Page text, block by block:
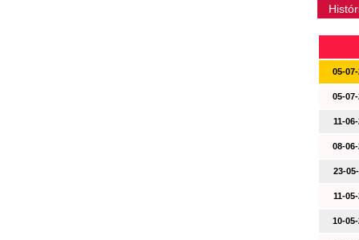
05-
05-
11-
08-
23-
11-
10-